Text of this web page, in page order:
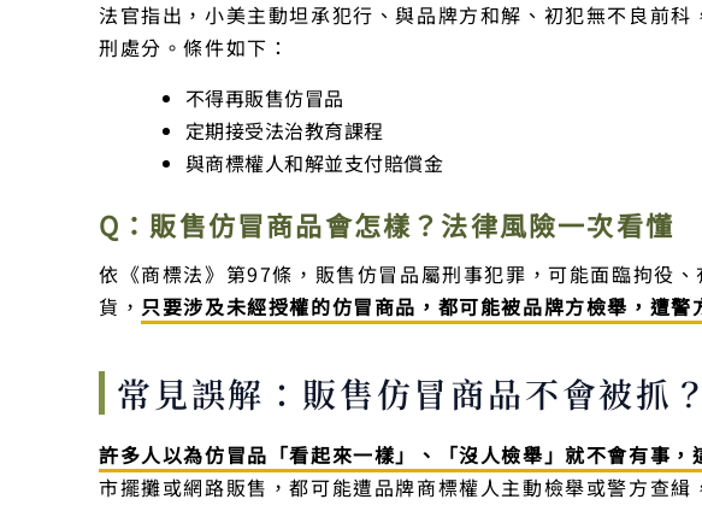
法官指出，小美主動坦承犯行、與品牌方和解、初犯無不良前
刑處分。條件如下：
不得再販售仿冒品
定期接受法治教育課程
與商標權人和解並支付賠償金
Q：販售仿冒商品會怎樣？法律風險一次看懂
依《商標法》第97條，販售仿冒品屬刑事犯罪，可能面臨拘役
貨， 只要涉及未經授權的仿冒商品，都可能被品牌方檢舉，遭警
常見誤解：販售仿冒商品不會被抓？
許多人以為仿冒品「看起來一樣」、「沒人檢舉」就不會有事，
市擺攤或網路販售，都可能遭品牌商標權人主動檢舉或警方查緝